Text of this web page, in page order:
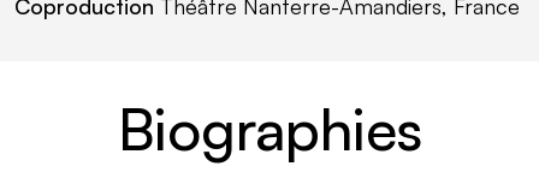
Coproduction Théâtre Nanterre-Amandiers, France
Biographies